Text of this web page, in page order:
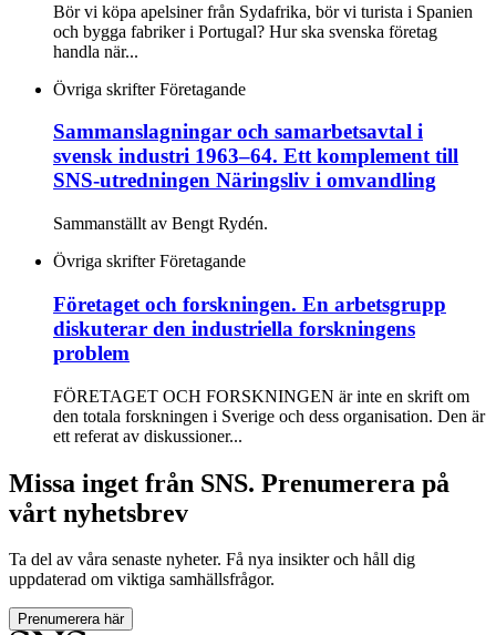
Bör vi köpa apelsiner från Sydafrika, bör vi turista i Spanien
och bygga fabriker i Portugal? Hur ska svenska företag
handla när...
Övriga skrifter Företagande
Sammanslagningar och samarbetsavtal i
svensk industri 1963–64. Ett komplement till
SNS-utredningen Näringsliv i omvandling
Sammanställt av Bengt Rydén.
Övriga skrifter Företagande
Företaget och forskningen. En arbetsgrupp
diskuterar den industriella forskningens
problem
FÖRETAGET OCH FORSKNINGEN är inte en skrift om
den totala forskningen i Sverige och dess organisation. Den är
ett referat av diskussioner...
Missa inget från SNS. Prenumerera på
vårt nyhetsbrev
Ta del av våra senaste nyheter. Få nya insikter och håll dig
uppdaterad om viktiga samhällsfrågor.
Prenumerera här